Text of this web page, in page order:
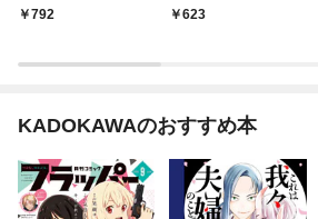
りで読んでください。
792
623
KADOKAWAのおすすめ本